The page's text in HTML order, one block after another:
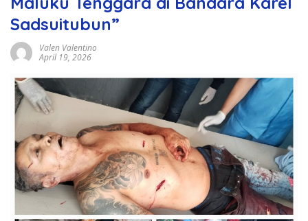
Sadsuitubun”
Valen Valentino
April 19, 2026